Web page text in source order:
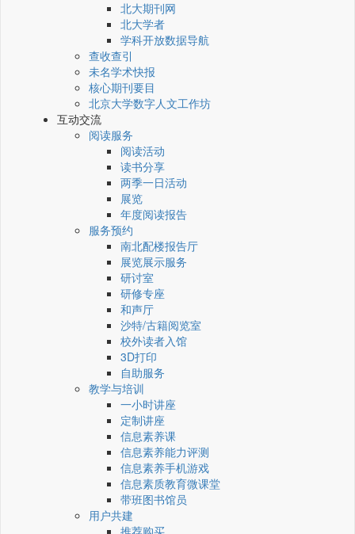
北大期刊网
北大学者
学科开放数据导航
查收查引
未名学术快报
核心期刊要目
北京大学数字人文工作坊
互动交流
阅读服务
阅读活动
读书分享
两季一日活动
展览
年度阅读报告
服务预约
南北配楼报告厅
展览展示服务
研讨室
研修专座
和声厅
沙特/古籍阅览室
校外读者入馆
3D打印
自助服务
教学与培训
一小时讲座
定制讲座
信息素养课
信息素养能力评测
信息素养手机游戏
信息素质教育微课堂
带班图书馆员
用户共建